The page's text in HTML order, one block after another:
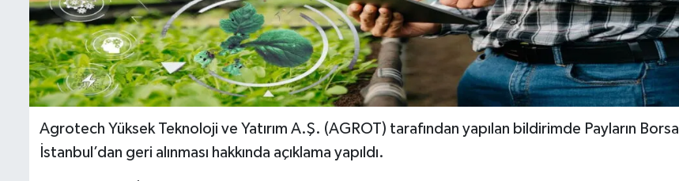
Agrotech Yüksek Teknoloji ve Yatırım A.Ş. (AGROT) tarafından yapılan bildirimde Payların Borsa
İstanbul’dan geri alınması hakkında açıklama yapıldı.